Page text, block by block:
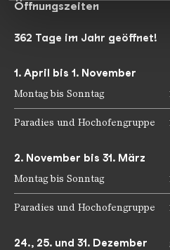
haben oder die sie im Rahmen
Öffnungszeiten
362 Tage im Jahr geöffnet!
1. April bis 1. November
Montag bis Sonntag
Paradies und Hochofengruppe
2. November bis 31. März
Montag bis Sonntag
Paradies und Hochofengruppe
24., 25. und 31. Dezember